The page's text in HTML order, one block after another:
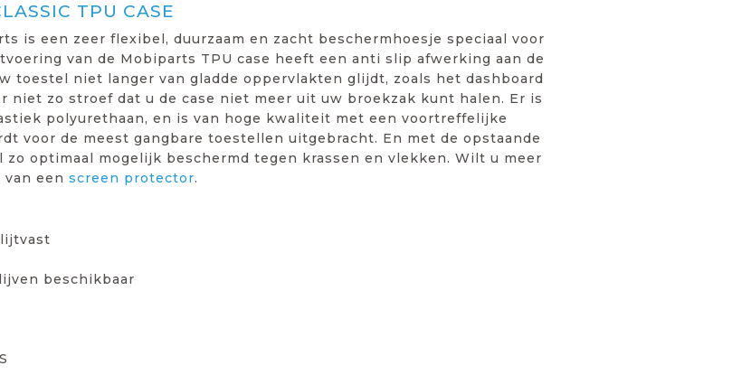
TPU CASE
is een zeer flexibel, duurzaam en zacht beschermhoesje speciaal voor
van de Mobiparts TPU case heeft een anti slip afwerking aan de
toestel niet langer van gladde oppervlakten glijdt, zoals het dashboard
niet zo stroef dat u de case niet meer uit uw broekzak kunt halen. Er is
polyurethaan, en is van hoge kwaliteit met een voortreffelijke
voor de meest gangbare toestellen uitgebracht. En met de opstaande
optimaal mogelijk beschermd tegen krassen en vlekken. Wilt u meer
een screen protector.
beschikbaar